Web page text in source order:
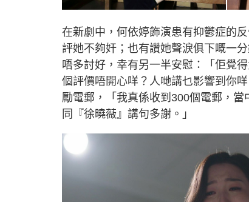
在新劇中，何依婷飾演患有抑鬱症的
評她不夠奸；也有讚她聲淚俱下嘅一
唔多討好，幸有另一半安慰：「佢覺
個評價唔開心咩？人哋講乜影響到你
勵電郵，「我真係收到300個電郵，
同『徐曉薇』講句多謝。」